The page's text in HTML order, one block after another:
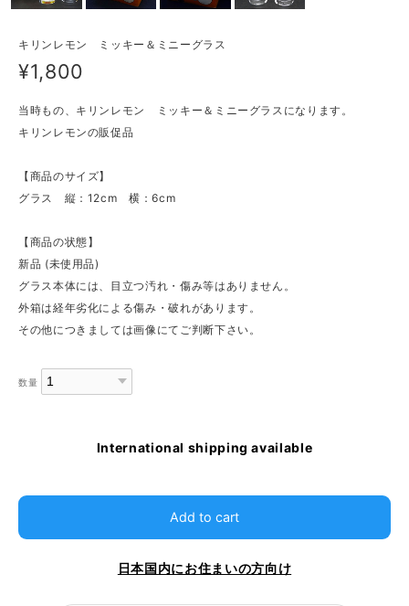
キリンレモン ミッキー＆ミニーグラス
¥1,800
当時もの、キリンレモン ミッキー＆ミニーグラスになります。
キリンレモンの販促品
【商品のサイズ】
グラス 縦：12cm 横：6cm
【商品の状態】
新品 (未使用品)
グラス本体には、目立つ汚れ・傷み等はありません。
外箱は経年劣化による傷み・破れがあります。
その他につきましては画像にてご判断下さい。
数量
International shipping available
Add to cart
日本国内にお住まいの方向け